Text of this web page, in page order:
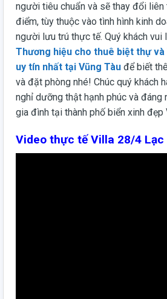
người tiêu chuẩn và sẽ thay đổi
điểm, tùy thuộc vào tình hình kinh
người lưu trú thực tế. Quý khách vui
Thương hiệu cho thuê biệt thự và
uy tín nhất tại Vũng Tàu để biết
và đặt phòng nhé! Chúc quý khách
nghỉ dưỡng thật hạnh phúc và đáng
gia đình tại thành phố biển xinh đẹp
Video thực tế Villa 28/4 Lạc